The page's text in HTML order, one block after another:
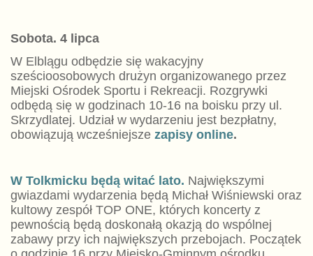
Sobota. 4 lipca
W Elblągu odbędzie się wakacyjny
sześcioosobowych drużyn organizowanego przez
Miejski Ośrodek Sportu i Rekreacji. Rozgrywki
odbędą się w godzinach 10-16 na boisku przy ul.
Skrzydlatej. Udział w wydarzeniu jest bezpłatny,
obowiązują wcześniejsze zapisy online.
W Tolkmicku będą witać lato. Największymi
gwiazdami wydarzenia będą Michał Wiśniewski oraz
kultowy zespół TOP ONE, których koncerty z
pewnością będą doskonałą okazją do wspólnej
zabawy przy ich największych przebojach. Początek